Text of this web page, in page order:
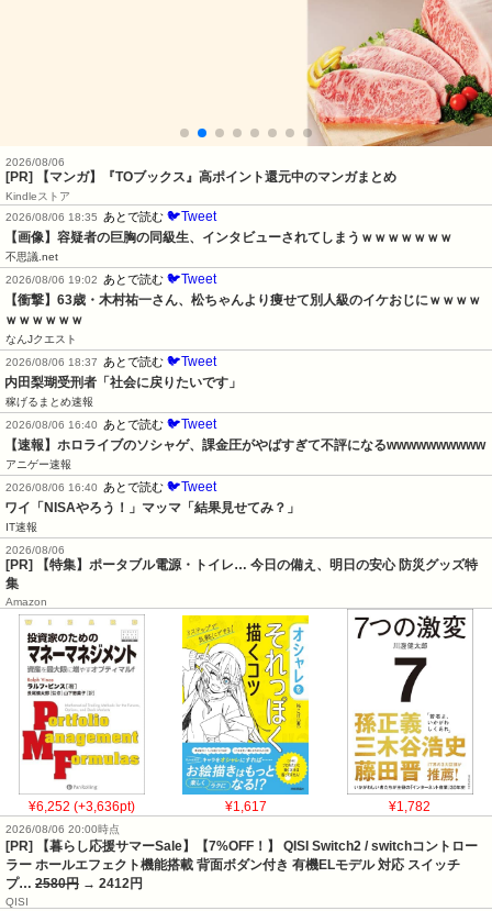
2026/08/06
[PR] 【マンガ】『TOブックス』高ポイント還元中のマンガまとめ
Kindleストア
2026/08/06 18:35
あとで読む 🐦Tweet
【画像】容疑者の巨胸の同級生、インタビューされてしまうｗｗｗｗｗｗｗ
不思議.net
2026/08/06 19:02
あとで読む 🐦Tweet
【衝撃】63歳・木村祐一さん、松ちゃんより痩せて別人級のイケおじにｗｗｗｗ
ｗｗｗｗｗｗ
なんJクエスト
2026/08/06 18:37
あとで読む 🐦Tweet
内田梨瑚受刑者「社会に戻りたいです」
稼げるまとめ速報
2026/08/06 16:40
あとで読む 🐦Tweet
【速報】ホロライブのソシャゲ、課金圧がやばすぎて不評になるwwwwwwwwww
アニゲー速報
2026/08/06 16:40
あとで読む 🐦Tweet
ワイ「NISAやろう！」マッマ「結果見せてみ？」
IT速報
2026/08/06
[PR] 【特集】ポータブル電源・トイレ… 今日の備え、明日の安心 防災グッズ特
集
Amazon
¥6,252 (+3,636pt) ¥1,617 ¥1,782
2026/08/06 20:00時点
[PR] 【暮らし応援サマーSale】【7%OFF！】 QISI Switch2 / switchコントロー
ラー ホールエフェクト機能搭載 背面ボダン付き 有機ELモデル 対応 スイッチ
プ… 2580円 → 2412円
QISI